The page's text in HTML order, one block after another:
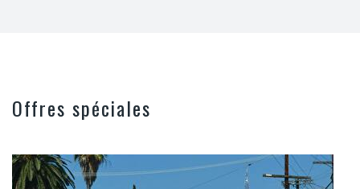
Offres spéciales